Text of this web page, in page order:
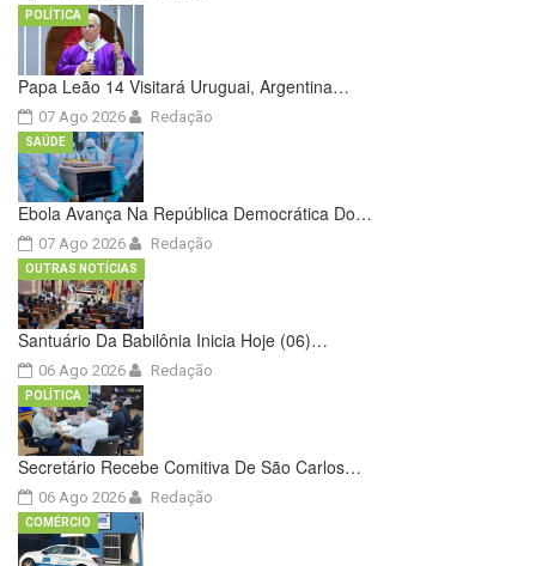
Papa Leão 14 Visitará Uruguai, Argentina…
07 Ago 2026
POLÍTICA
Redação
Ebola Avança Na República Democrática Do…
07 Ago 2026
SAÚDE
Redação
Santuário Da Babilônia Inicia Hoje (06)…
06 Ago 2026
OUTRAS NOTÍCIAS
Redação
Secretário Recebe Comitiva De São Carlos…
06 Ago 2026
POLÍTICA
Redação
COMÉRCIO